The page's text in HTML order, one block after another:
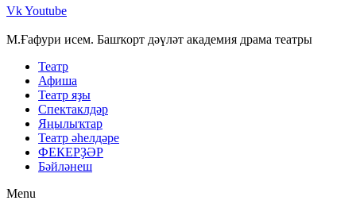
VkYoutube
М.Ғафури исем. Башҡорт дәүләт академия драма театры
Театр
Афиша
Театр яҙы
Спектаклдәр
Яңылыҡтар
Театр әһелдәре
ФЕКЕРҘӘР
Бәйләнеш
Menu